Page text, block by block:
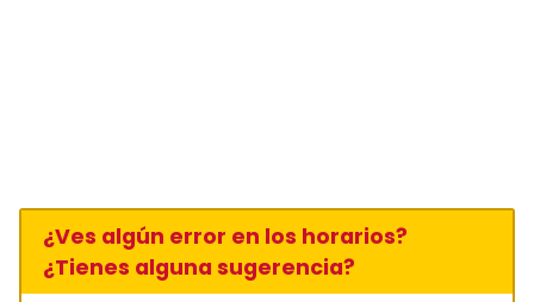
¿Ves algún error en los horarios?
¿Tienes alguna sugerencia?